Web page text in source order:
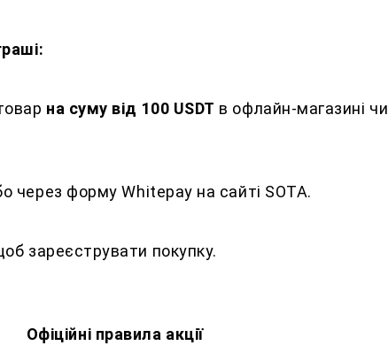
на суму від 100 USDT в офлайн-магазині чи
через форму Whitepay на сайті SOTA.
зареєструвати покупку.
Офіційні правила акції